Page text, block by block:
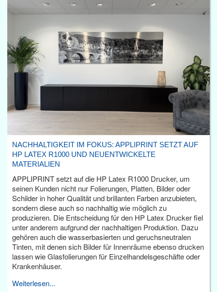
NACHHALTIGKEIT IM FOKUS: APPLIPRINT SETZT AUF
HP LATEX R1000 UND NEUENTWICKELTE
MATERIALIEN
APPLIPRINT setzt auf die HP Latex R1000 Drucker, um
seinen Kunden nicht nur Folierungen, Platten, Bilder oder
Schilder in hoher Qualität und brillanten Farben anzubieten,
sondern diese auch so nachhaltig wie möglich zu
produzieren. Die Entscheidung für den HP Latex Drucker fiel
unter anderem aufgrund der nachhaltigen Produktion. Dazu
gehören auch die wasserbasierten und geruchsneutralen
Tinten, mit denen sich Bilder für Innenräume ebenso drucken
lassen wie Glasfolierungen für Einzelhandelsgeschäfte oder
Krankenhäuser.
Weiterlesen...